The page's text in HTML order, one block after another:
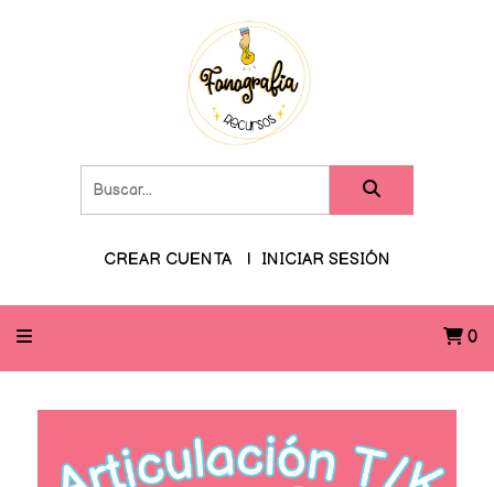
CREAR CUENTA INICIAR SESIÓN
0